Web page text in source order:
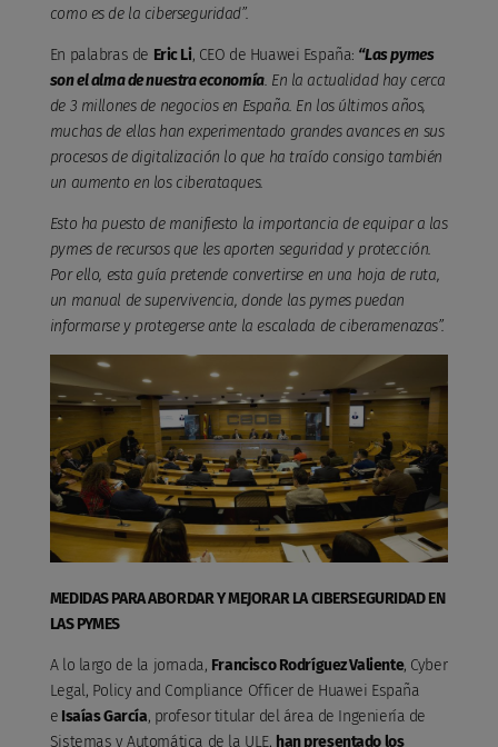
como es de la ciberseguridad”.
En palabras de Eric Li, CEO de Huawei España: “Las pymes
son el alma de nuestra economía. En la actualidad hay cerca
de 3 millones de negocios en España. En los últimos años,
muchas de ellas han experimentado grandes avances en sus
procesos de digitalización lo que ha traído consigo también
un aumento en los ciberataques.
Esto ha puesto de manifiesto la importancia de equipar a las
pymes de recursos que les aporten seguridad y protección.
Por ello, esta guía pretende convertirse en una hoja de ruta,
un manual de supervivencia, donde las pymes puedan
informarse y protegerse ante la escalada de ciberamenazas”.
MEDIDAS PARA ABORDAR Y MEJORAR LA CIBERSEGURIDAD EN
LAS PYMES
A lo largo de la jornada, Francisco Rodríguez Valiente, Cyber
Legal, Policy and Compliance Officer de Huawei España
e Isaías García, profesor titular del área de Ingeniería de
Sistemas y Automática de la ULE, han presentado los